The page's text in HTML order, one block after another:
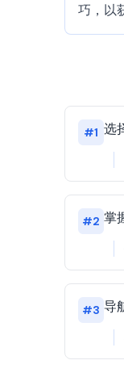
巧，以
#1 选
#2 掌
#3 导